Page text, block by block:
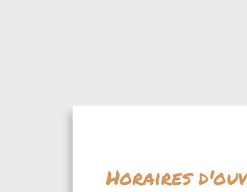
Horaires